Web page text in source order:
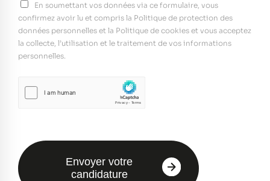
En soumettant vos données via ce formulaire, vous
confirmez avoir lu et compris la Politique de protection des
données personnelles et la Politique de cookies et vous acceptez
la collecte, l’utilisation et le traitement de vos informations
personnelles.
Envoyer votre
candidature